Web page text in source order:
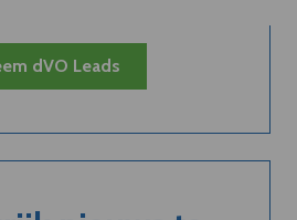
dVO Leads